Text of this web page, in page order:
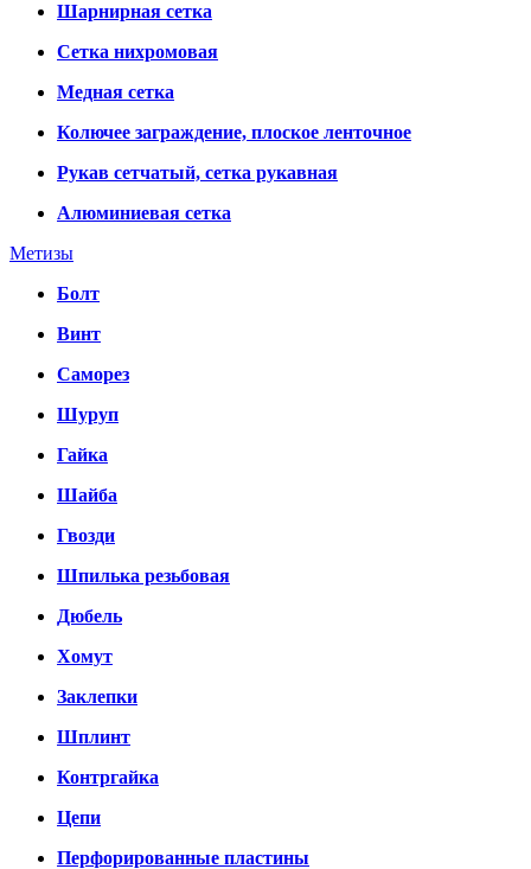
Шарнирная сетка
Сетка нихромовая
Медная сетка
Колючее заграждение, плоское ленточное
Рукав сетчатый, сетка рукавная
Алюминиевая сетка
Метизы
Болт
Винт
Саморез
Шуруп
Гайка
Шайба
Гвозди
Шпилька резьбовая
Дюбель
Хомут
Заклепки
Шплинт
Контргайка
Цепи
Перфорированные пластины